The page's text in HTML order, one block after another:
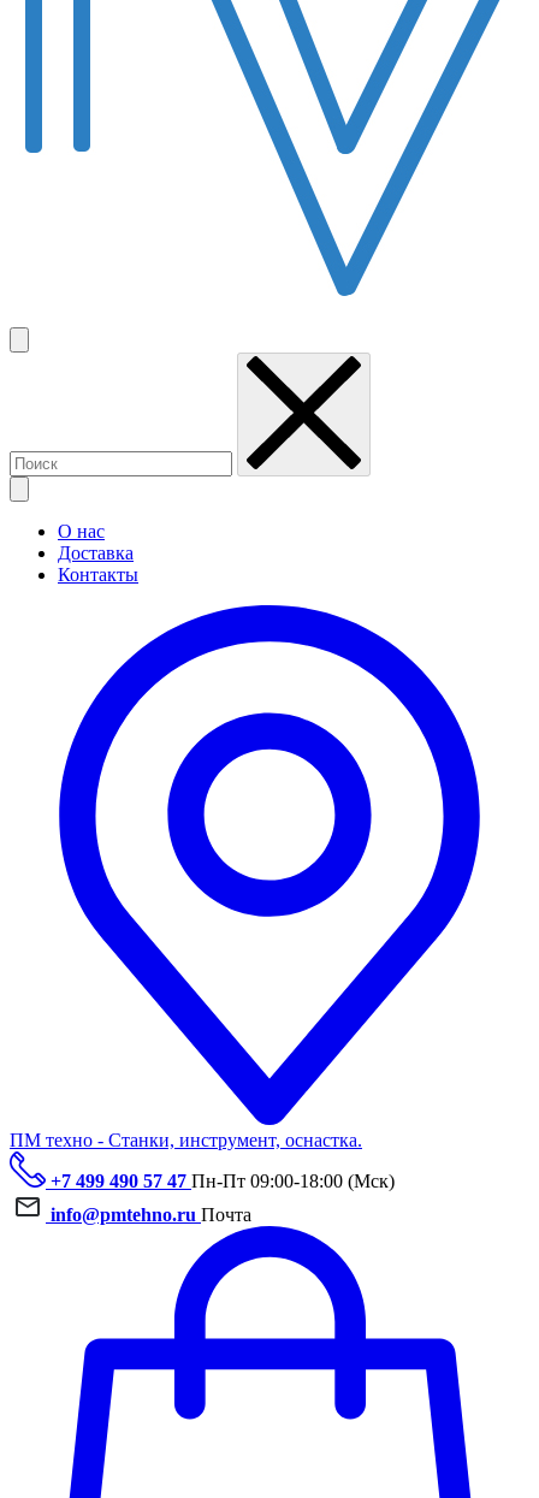
О нас
Доставка
Контакты
ПМ техно - Станки, инструмент, оснастка.
+7 499 490 57 47 Пн-Пт 09:00-18:00 (Мск)
info@pmtehno.ru Почта